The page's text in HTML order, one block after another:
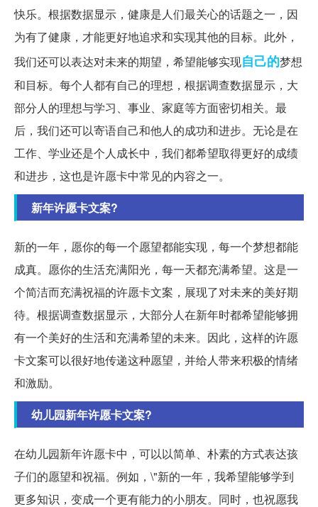
快乐。根据数据显示，健康是人们最关心的话题之一，因
为有了健康，才能更好地追求和实现其他的目标。此外，
我们还可以表达对未来的期望，希望能够实现自己的梦想
和目标。每个人都有自己的理想，根据调查数据显示，大
部分人的理想与学习、事业、家庭等方面密切相关。最
后，我们还可以寄语自己和他人的成功和进步。无论是在
工作、学业还是个人成长中，我们都希望取得更好的成绩
和进步，这也是许愿卡中常见的内容之一。
新年许愿卡文案?
新的一年，愿你的每一个愿望都能实现，每一个梦想都能
成真。愿你的生活充满阳光，每一天都充满希望。这是一
个简洁而充满祝福的许愿卡文案，展现了对未来的美好期
待。根据调查数据显示，大部分人在新年时都希望能够拥
有一个美好的生活和充满希望的未来。因此，这样的许愿
卡文案可以很好地传递这种愿望，并给人带来积极的情绪
和激励。
幼儿园新年许愿卡文案?
在幼儿园新年许愿卡中，可以以简单、朴素的方式表达孩
子们的愿望和祝福。例如，\"新的一年，我希望能够学到
更多知识，变成一个更有能力的小朋友。同时，也祝愿我